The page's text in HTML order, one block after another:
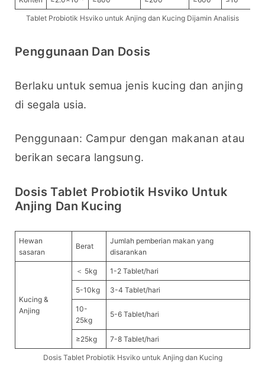
Tablet Probiotik Hsviko untuk Anjing dan Kucing Dijamin Analisis
Penggunaan Dan Dosis
Berlaku untuk semua jenis kucing dan anjing
di segala usia.
Penggunaan: Campur dengan makanan atau
berikan secara langsung.
Dosis Tablet Probiotik Hsviko Untuk
Anjing Dan Kucing
Hewan
sasaran
Berat
Jumlah pemberian makan yang
disarankan
Kucing &
Anjing
＜ 5kg 1-2 Tablet/hari
5-10kg 3-4 Tablet/hari
10-
25kg
5-6 Tablet/hari
≥25kg 7-8 Tablet/hari
Dosis Tablet Probiotik Hsviko untuk Anjing dan Kucing